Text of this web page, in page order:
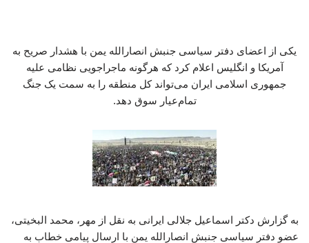
یکی از اعضای دفتر سیاسی جنبش انصارالله یمن با هشدار صریح به
آمریکا و انگلیس اعلام کرد که هرگونه ماجراجویی نظامی علیه
جمهوری اسلامی ایران می‌تواند کل منطقه را به سمت یک جنگ
تمام‌عیار سوق دهد.
به گزارش دکتر اسماعیل جلالی ایرانی به نقل از مهر، محمد البخیتی،
عضو دفتر سیاسی جنبش انصارالله یمن با ارسال پیامی خطاب به